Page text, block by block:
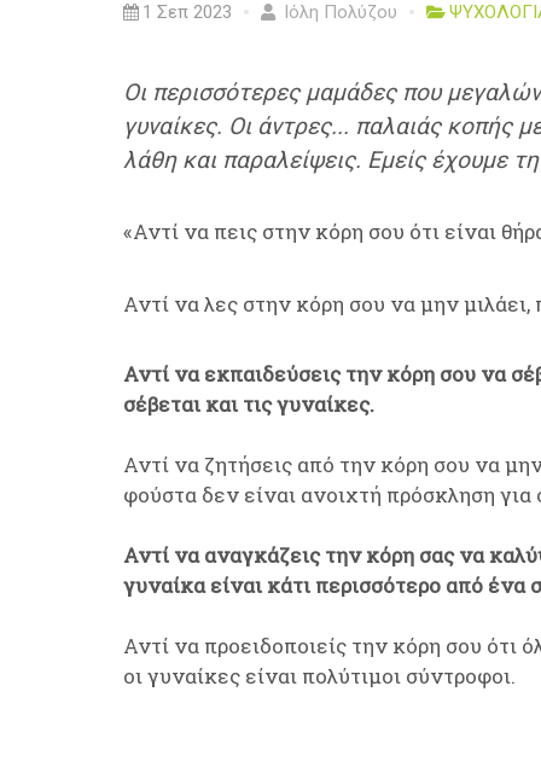
1 Σεπ 2023 Ιόλη Πολύζου
Οι περισσότερες μαμάδες που
γυναίκες. Οι άντρες... παλαιάς κοπής
λάθη και παραλείψεις. Εμείς έχουμε
«Αντί να πεις στην κόρη σου ότι είναι
Αντί να λες στην κόρη σου να μην
Αντί να εκπαιδεύσεις την κόρη σου να
σέβεται και τις γυναίκες.
Αντί να ζητήσεις από την κόρη σου να
φούστα δεν είναι ανοιχτή πρόσκληση για
Αντί να αναγκάζεις την κόρη σας να
γυναίκα είναι κάτι περισσότερο από ένα
Αντί να προειδοποιείς την κόρη σου ότι
οι γυναίκες είναι πολύτιμοι σύντροφοι.